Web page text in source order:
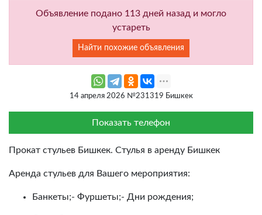
Объявление подано 113 дней назад и могло
устареть
Найти похожие объявления
14 апреля 2026 №231319 Бишкек
Показать телефон
Прокат стульев Бишкек. Стулья в аренду Бишкек
Аренда стульев для Вашего мероприятия:
Банкеты;- Фуршеты;- Дни рождения;